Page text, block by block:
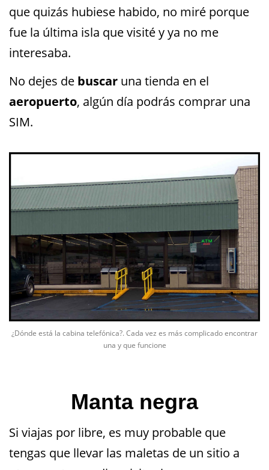
que quizás hubiese habido, no miré porque
fue la última isla que visité y ya no me
interesaba.
No dejes de buscar una tienda en el
aeropuerto, algún día podrás comprar una
SIM.
¿Dónde está la cabina telefónica?. Cada vez es más complicado encontrar
una y que funcione
Manta negra
Si viajas por libre, es muy probable que
tengas que llevar las maletas de un sitio a